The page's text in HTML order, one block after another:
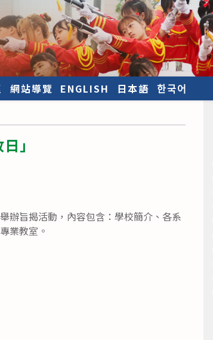
網站導覽 ENGLISH 日本語 한국어
」
辦旨揭活動，內容包含：學校簡介、各系
業教室。